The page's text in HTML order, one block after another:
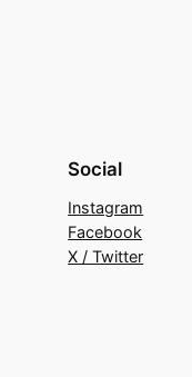
Social
Instagram
Facebook
X / Twitter